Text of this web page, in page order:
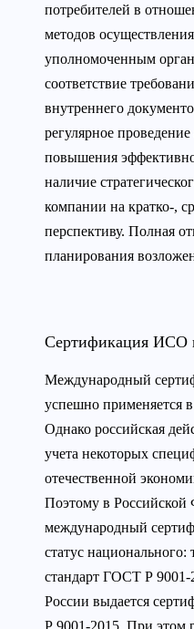
потребителей в
методов осуществления
уполномоченным
соответствие
внутреннего
регулярное
повышения
наличие
компании на кратко-,
перспективу. Полная
планирования
Сертификация ИСО
Международный
успешно применяется
Однако российская
учета некоторых
отечественной
Поэтому в Российской
международный
статус национального:
стандарт ГОСТ Р 9001-
России выдается
Р 9001-2015. При этом